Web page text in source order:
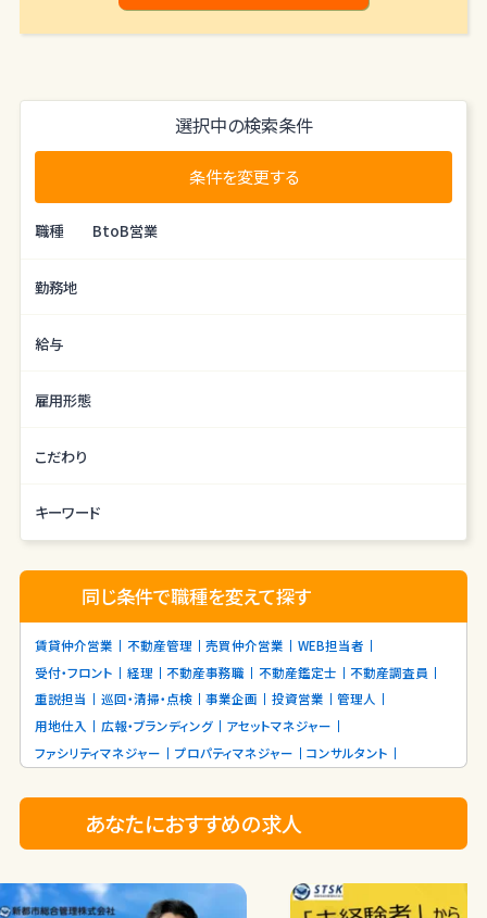
━━━━━━━━━━━━━━━
お客様からニーズをキャッチしたら、
「どのような課題を抱えていて、
どう提案したら満足するか」など、
工事後のことまで考えて深掘りします。
━━━━━━━━━━━━━━━
[3] 提案・成約
08：50 出社
09：00 朝礼・スケジュール確認
12：00 昼休憩
13：00 移動・商談②
15：00 事務作業（見積書作成・建物診断報告書
の作成）
18：00 終礼・その他業務
19時台には皆様退社されています。
｜
自社の営業の特徴｜
度。
選択中の検索条件
条件を変更する
職種 BtoB営業
勤務地
給与
雇用形態
こだわり
キーワード
同じ条件で職種を変えて探す
賃貸仲介営業 不動産管理 売買仲介営業
WEB担当者
受付・フロント
経理 不動産事務職 不動産鑑定士
不動産調査員
重説担当
巡回・清掃・点検 事業企画 投資営業
管理人
用地仕入
広報・ブランディング
アセットマネジャー
ファシリティマネジャー
プロパティマネジャー コンサルタント
あなたにおすすめの求人